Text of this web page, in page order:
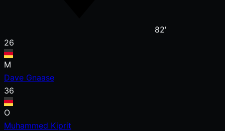
82'
26
M
Dave Gnaase
36
O
Muhammed Kiprit